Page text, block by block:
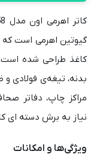
گیوتین اهرمی است که
کاغذ طراحی شده
بدنه، تیغه‌ی فولادی
مراکز چاپ، دفاتر
نیاز به برش دسته‌ ای
ویژگی‌ها و امکانات